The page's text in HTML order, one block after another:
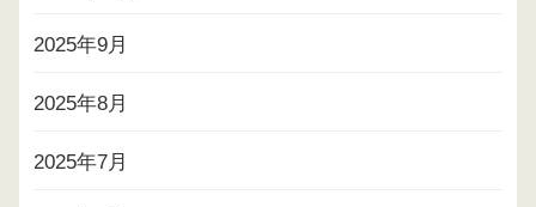
2025年9月
2025年8月
2025年7月